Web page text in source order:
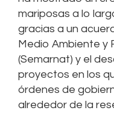
mariposas a lo
gracias a un
Medio Ambiente y
(Semarnat) y el
proyectos en los
órdenes de
alrededor de la